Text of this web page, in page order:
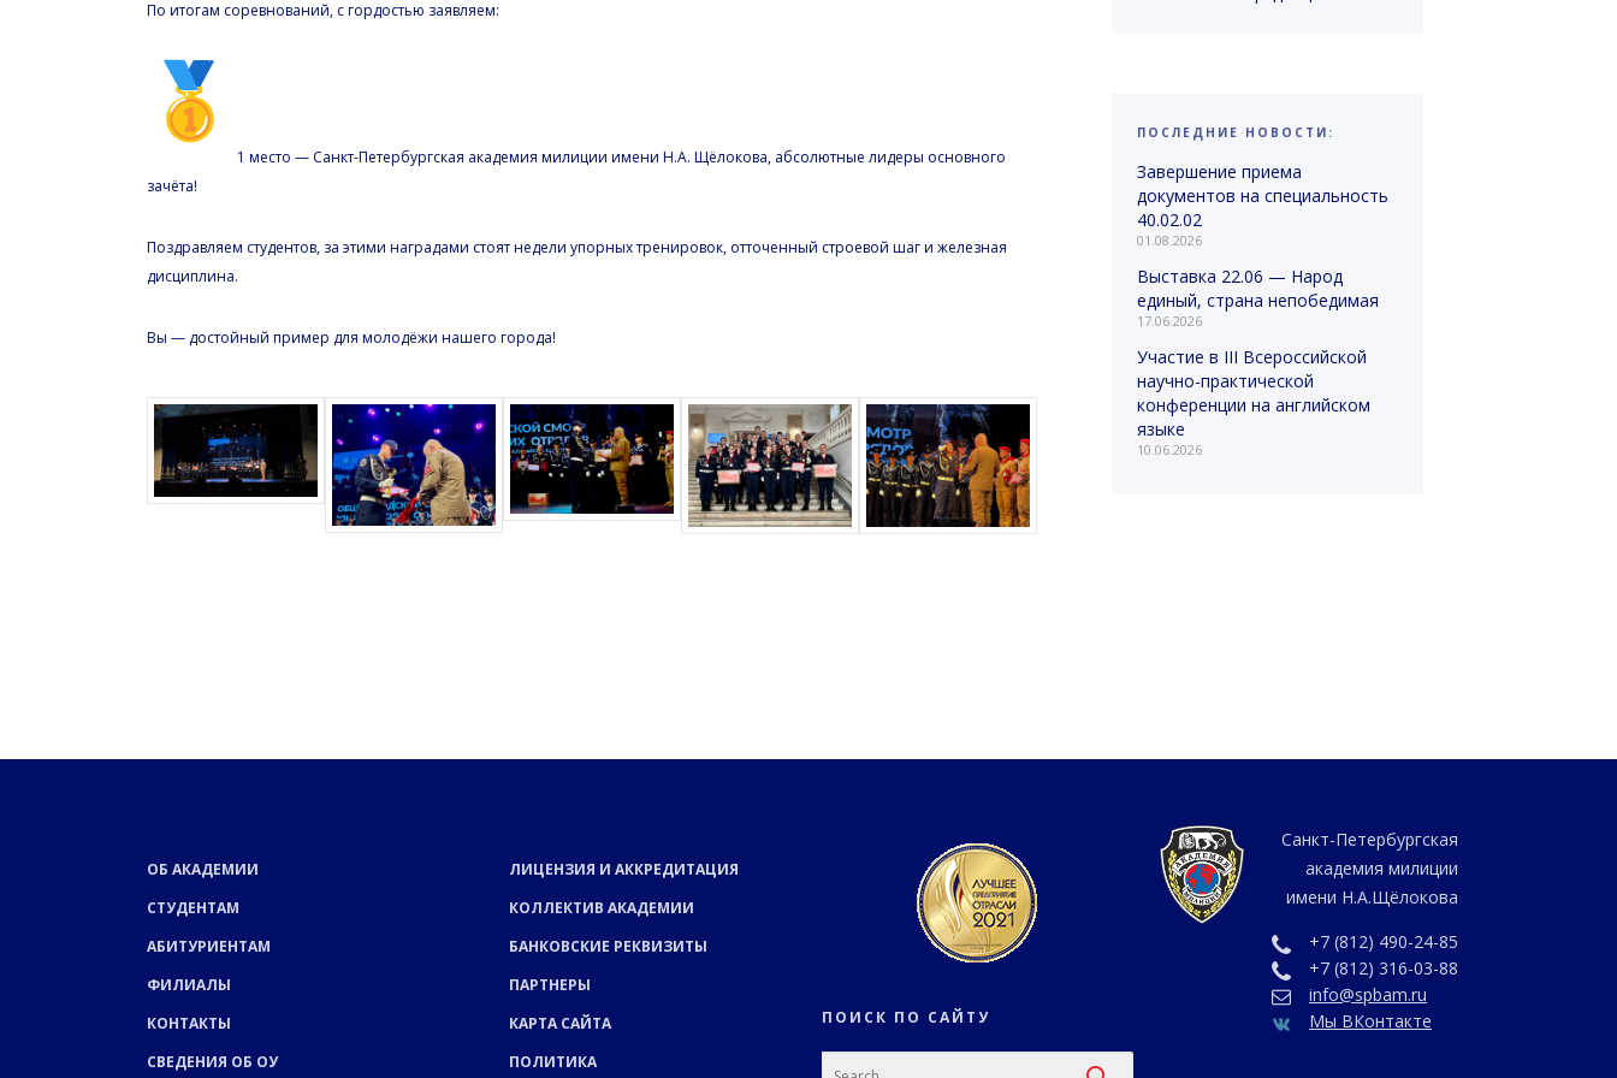
По итогам соревнований, с гордостью заявляем:
1 место — Санкт-Петербургская академия милиции имени Н.А. Щёлокова, абсолютные лидеры основного
зачёта!
Поздравляем студентов, за этими наградами стоят недели упорных тренировок, отточенный строевой шаг и железная
дисциплина.
Вы — достойный пример для молодёжи нашего города!
ПОСЛЕДНИЕ НОВОСТИ:
Завершение приема
документов на специальность
40.02.02
01.08.2026
Выставка 22.06 — Народ
единый, страна непобедимая
17.06.2026
Участие в III Всероссийской
научно-практической
конференции на английском
языке
10.06.2026
ОБ АКАДЕМИИ
СТУДЕНТАМ
АБИТУРИЕНТАМ
ФИЛИАЛЫ
КОНТАКТЫ
СВЕДЕНИЯ ОБ ОУ
ЛИЦЕНЗИЯ И АККРЕДИТАЦИЯ
КОЛЛЕКТИВ АКАДЕМИИ
БАНКОВСКИЕ РЕКВИЗИТЫ
ПАРТНЕРЫ
КАРТА САЙТА
ПОЛИТИКА
ПОИСК ПО САЙТУ
Санкт-Петербургская
академия милиции
имени Н.А.Щёлокова
+7 (812) 490-24-85
+7 (812) 316-03-88
info@spbam.ru
Мы ВКонтакте